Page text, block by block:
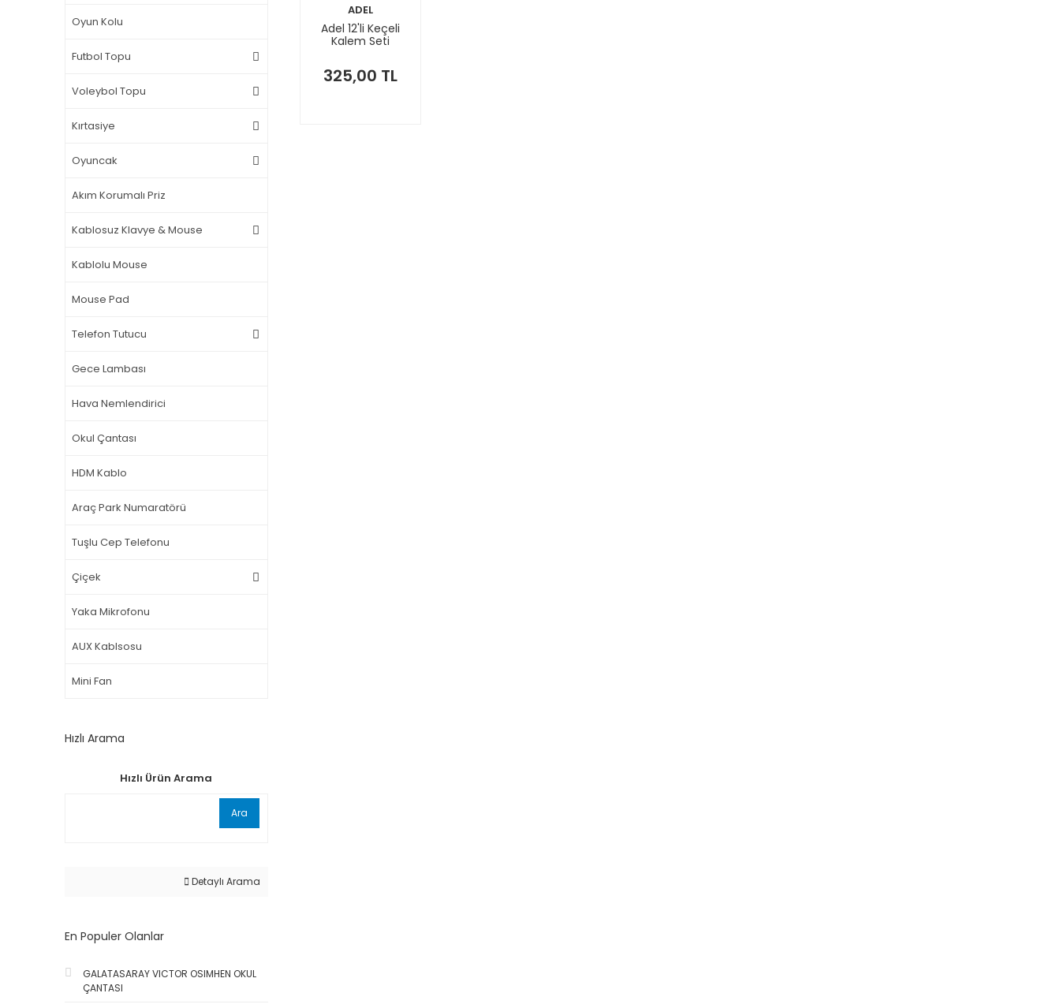
Oyun Kolu
Futbol Topu
Voleybol Topu
Kırtasiye
Oyuncak
Akım Korumalı Priz
Kablosuz Klavye & Mouse
Kablolu Mouse
Mouse Pad
Telefon Tutucu
Gece Lambası
Hava Nemlendirici
Okul Çantası
HDM Kablo
Araç Park Numaratörü
Tuşlu Cep Telefonu
Çiçek
Yaka Mikrofonu
AUX Kablsosu
Mini Fan
Hızlı Arama
Hızlı Ürün Arama
Ara
Detaylı Arama
En Populer Olanlar
GALATASARAY VICTOR OSIMHEN OKUL
ÇANTASI
ADEL
Adel 12'li Keçeli
Kalem Seti
325,00 TL